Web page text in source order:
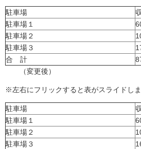
駐車場
駐車場１
駐車場２
駐車場３
合 計
（変更後）
※左右にフリックすると表がスライドしま
駐車場
駐車場１
駐車場２
駐車場３